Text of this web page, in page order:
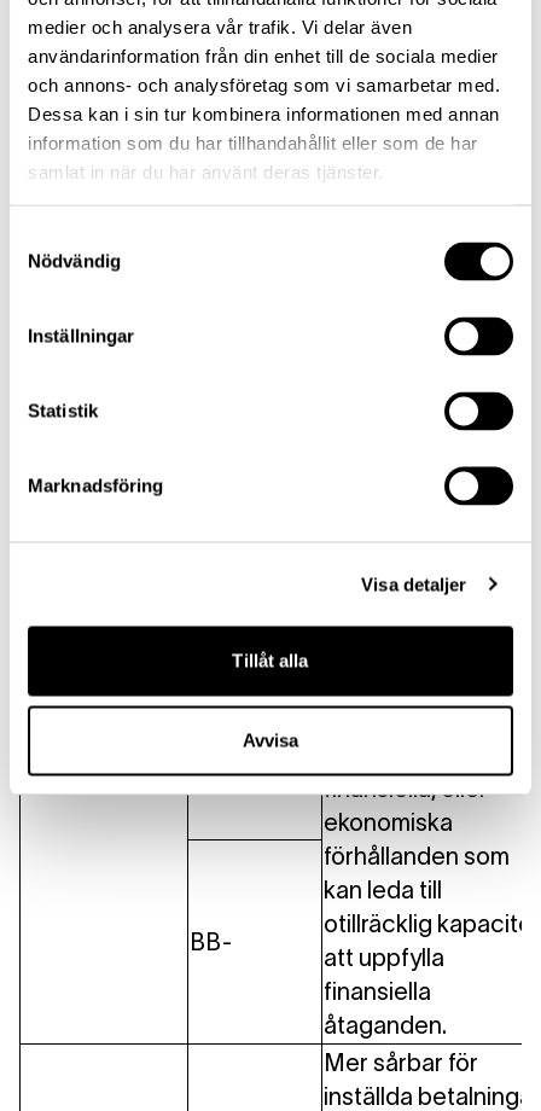
medier och analysera vår trafik. Vi delar även
användarinformation från din enhet till de sociala medier
och annons- och analysföretag som vi samarbetar med.
Dessa kan i sin tur kombinera informationen med annan
information som du har tillhandahållit eller som de har
samlat in när du har använt deras tjänster.
Nödvändig
Inställningar
Statistik
Marknadsföring
Visa detaljer
Tillåt alla
Avvisa
God/Adekvat
BBB+
motståndskraften
är god till
adekvat.
ekonomiska
förutsättningar eller
förändrade
omständigheter är
dock mer benägna
att leda till en
försvagad förmåga
förpliktelser.
är mindre känslig för
än andra i samma
kategori. Dock
exponerad mot
finansiella, eller
ekonomiska
förhållanden som
kan leda till
otillräcklig kapacitet
att uppfylla
finansiella
åtaganden.
BB-
Mer sårbar för
inställda betalningar